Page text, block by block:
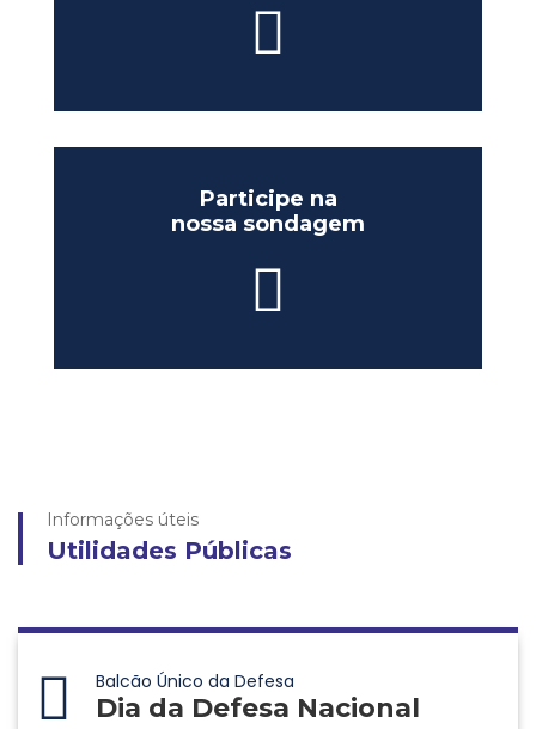
Participe na
nossa sondagem
Informações úteis
Utilidades Públicas
Balcão Único da Defesa
Dia da Defesa Nacional